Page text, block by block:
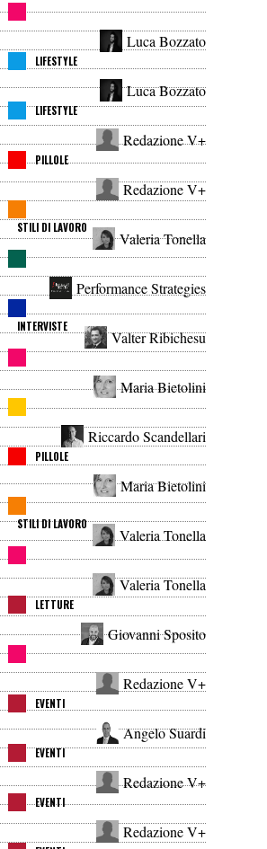
Luca Bozzato
Luca Bozzato
LIFESTYLE
Redazione V+
LIFESTYLE
Redazione V+
PILLOLE
Valeria Tonella
STILI DI LAVORO
Performance Strategies
Valter Ribichesu
INTERVISTE
Maria Bietolini
Riccardo Scandellari
Maria Bietolini
PILLOLE
Valeria Tonella
STILI DI LAVORO
Valeria Tonella
Giovanni Sposito
LETTURE
Redazione V+
Angelo Suardi
EVENTI
Redazione V+
EVENTI
Redazione V+
EVENTI